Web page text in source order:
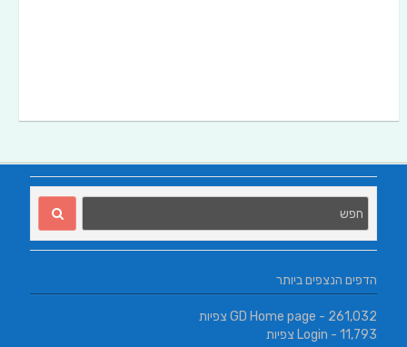
הדפים הנצפים ביותר
GD Home page - 261,032 צפיות
Login - 11,793 צפיות